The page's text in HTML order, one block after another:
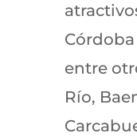
entre
Río,